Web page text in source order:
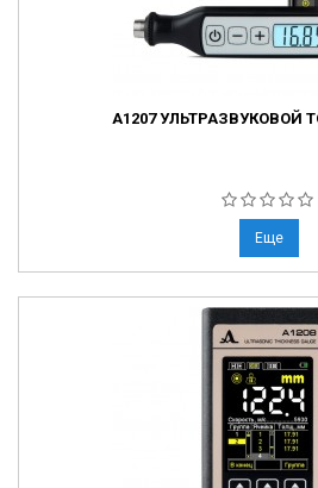
А1207 УЛЬТРАЗВУКОВОЙ
Еще